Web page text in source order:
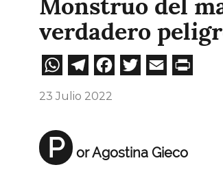
Monstruo del
verdadero
WhatsApp
Telegram
Facebook
Twitter
Email
23 Julio 2022
P or Agostina Gieco